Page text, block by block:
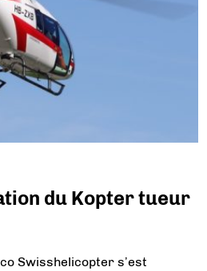
du Kopter tueur
Swisshelicopter s’est